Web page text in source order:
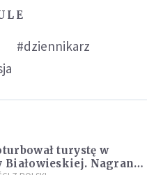
#dziennikarz
turystę w
Białowieskiej. Nagranie